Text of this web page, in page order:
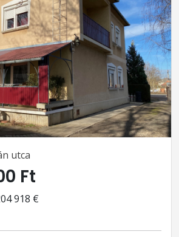
utca
Ft
918 €